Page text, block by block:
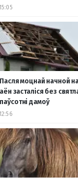
моцнай начной
засталіся без
дамоў